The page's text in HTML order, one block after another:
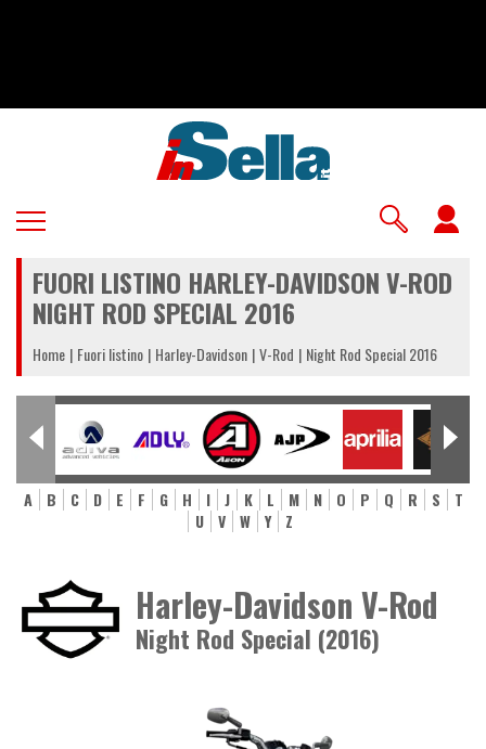
FUORI LISTINO HARLEY-DAVIDSON V-ROD
NIGHT ROD SPECIAL 2016
Home Fuori listino Harley-Davidson V-Rod Night Rod Special 2016
A B C D E F G H I J K L M N O P Q R S
T
U
V W Y Z
Harley-Davidson V-Rod
Night Rod Special (2016)